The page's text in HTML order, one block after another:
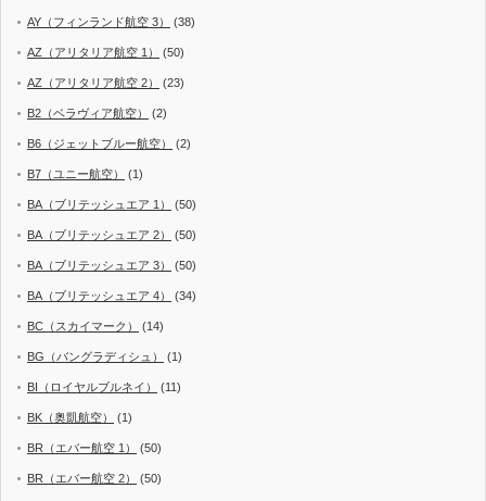
AY（フィンランド航空 3） (38)
AZ（アリタリア航空 1） (50)
AZ（アリタリア航空 2） (23)
B2（ベラヴィア航空） (2)
B6（ジェットブルー航空） (2)
B7（ユニー航空） (1)
BA（ブリテッシュエア 1） (50)
BA（ブリテッシュエア 2） (50)
BA（ブリテッシュエア 3） (50)
BA（ブリテッシュエア 4） (34)
BC（スカイマーク） (14)
BG（バングラディシュ） (1)
BI（ロイヤルブルネイ） (11)
BK（奥凱航空） (1)
BR（エバー航空 1） (50)
BR（エバー航空 2） (50)